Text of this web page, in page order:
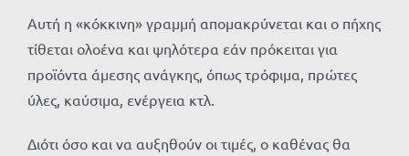
Αυτή η «κόκκινη» γραμμή απομακρύνεται και ο πήχης
τίθεται ολοένα και ψηλότερα εάν πρόκειται για
προϊόντα άμεσης ανάγκης, όπως τρόφιμα, πρώτες
ύλες, καύσιμα, ενέργεια κτλ.
Διότι όσο και να αυξηθούν οι τιμές, ο καθένας θα